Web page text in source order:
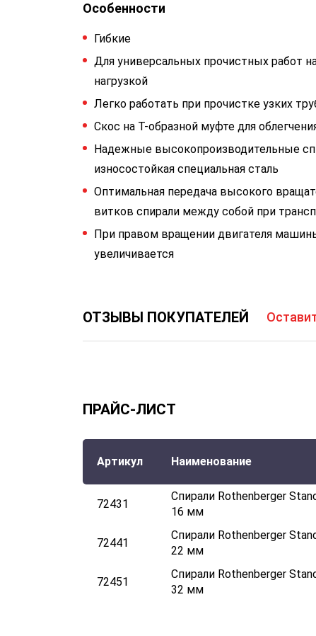
Особенности
Гибкие
Для универсальных прочистных работ
нагрузкой
Лeгко работать при прочистке узких
Скос на Т-образной муфте для
Надежные высокопроизводительные
износостойкая специальная сталь
Oптимальная передача высокого
витков спирали между собой при
При правом вращении двигателя
увеличивается
ОТЗЫВЫ ПОКУПАТЕЛЕЙ
ПРАЙС-ЛИСТ
Артикул Наименование
72431
Спирали Rothenberger
16 мм
72441
Спирали Rothenberger
22 мм
72451
Спирали Rothenberger
32 мм